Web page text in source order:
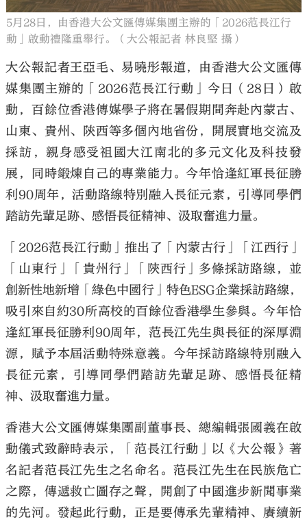
5月28日，由香港大公文匯傳媒集團主辦的「2026范長江行
動」啟動禮隆重舉行。（大公報記者 林良堅 攝）
大公報記者王亞毛、易曉彤報道，由香港大公文匯傳
媒集團主辦的「2026范長江行動」今日（28日）啟
動，百餘位香港傳媒學子將在暑假期間奔赴內蒙古、
山東、貴州、陝西等多個內地省份，開展實地交流及
採訪，親身感受祖國大江南北的多元文化及科技發
展，同時鍛煉自己的專業能力。今年恰逢紅軍長征勝
利90周年，活動路線特別融入長征元素，引導同學們
踏訪先輩足跡、感悟長征精神、汲取奮進力量。
「2026范長江行動」推出了「內蒙古行」「江西行」
「山東行」「貴州行」「陝西行」多條採訪路線，並
創新性地新增「綠色中國行」特色ESG企業採訪路線，
吸引來自約30所高校的百餘位香港學生參與。今年恰
逢紅軍長征勝利90周年，范長江先生與長征的深厚淵
源，賦予本屆活動特殊意義。今年採訪路線特別融入
長征元素，引導同學們踏訪先輩足跡、感悟長征精
神、汲取奮進力量。
香港大公文匯傳媒集團副董事長、總編輯張國義在啟
動儀式致辭時表示，「范長江行動」以《大公報》著
名記者范長江先生之名命名。范長江先生在民族危亡
之際，傳遞救亡圖存之聲，開創了中國進步新聞事業
的先河。發起此行動，正是要傳承先輩精神、賡續新